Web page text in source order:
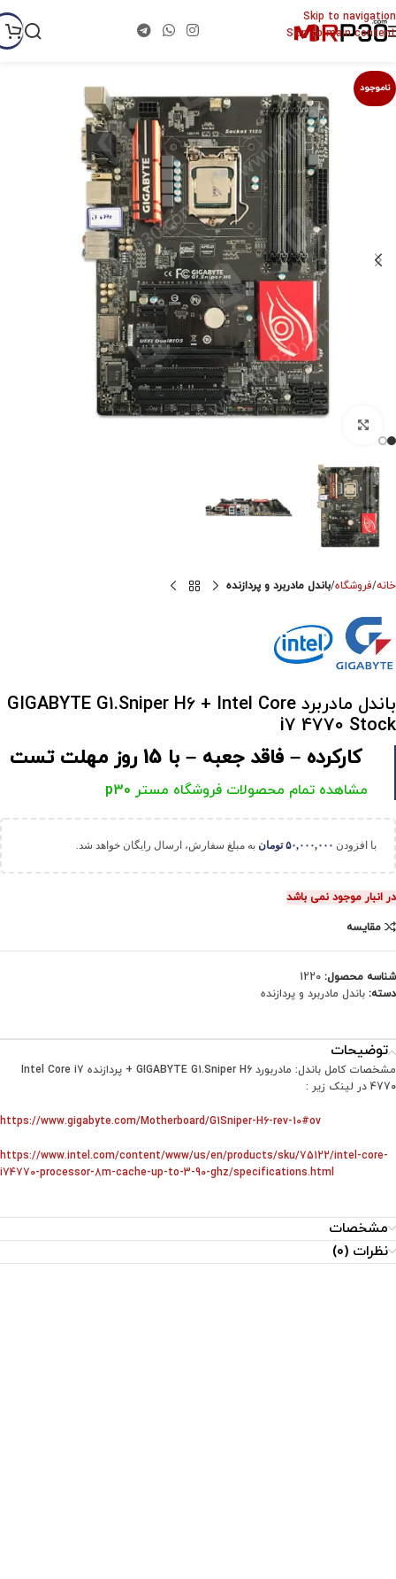
Skip to navigation
Skip to main content
ناموجود
خانه فروشگاه باندل مادربرد و پردازنده
باندل مادربرد GIGABYTE G1.Sniper H6 + Intel Core
i7 4770 Stock
کارکرده – فاقد جعبه – با 15 روز مهلت تست
مشاهده تمام محصولات فروشگاه مستر p30
با افزودن ۵۰,۰۰۰,۰۰۰ تومان به مبلغ سفارش، ارسال رایگان خواهد شد.
در انبار موجود نمی باشد
مقایسه
شناسه محصول: 1220
دسته: باندل مادربرد و پردازنده
توضیحات
مشخصات کامل باندل: مادربورد GIGABYTE G1.Sniper H6 + پردازنده Intel Core i7
4770 در لینک زیر :
https://www.gigabyte.com/Motherboard/G1Sniper-H6-rev-10#ov
https://www.intel.com/content/www/us/en/products/sku/75122/intel-core-
i74770-processor-8m-cache-up-to-3-90-ghz/specifications.html
مشخصات
نظرات (0)